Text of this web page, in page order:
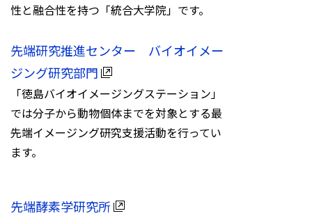
性と融合性を持つ「統合大学院」です。
先端研究推進センター バイオイメー
ジング研究部門
「徳島バイオイメージングステーション」
では分子から動物個体までを対象とする最
先端イメージング研究支援活動を行ってい
ます。
先端酵素学研究所